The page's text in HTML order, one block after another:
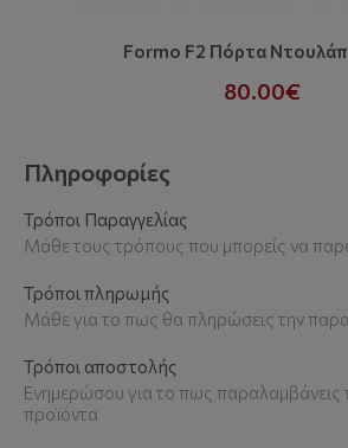
Formo F2 Πόρτα
80.00€
Πληροφορίες
Τρόποι Παραγγελίας
Μάθε τους τρόπους που μπορείς να
Τρόποι πληρωμής
Μάθε για το πως θα πληρώσεις την
Τρόποι αποστολής
Ενημερώσου για το πως παραλαμβάνεις
προϊόντα